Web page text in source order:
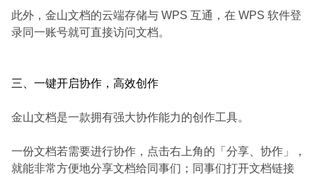
此外，金山文档的云端存储与 WPS 互通，在 WPS 软件登
录同一账号就可直接访问文档。
三、一键开启协作，高效创作
金山文档是一款拥有强大协作能力的创作工具。
一份文档若需要进行协作，点击右上角的「分享、协作」，
就能非常方便地分享文档给同事们；同事们打开文档链接